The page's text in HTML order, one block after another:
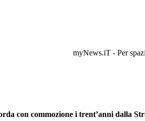
myNews.iT - Per
con commozione i trent’anni dalla